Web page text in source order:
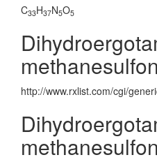
C33H37N5O5
http://www.rxlist.com/cgi/